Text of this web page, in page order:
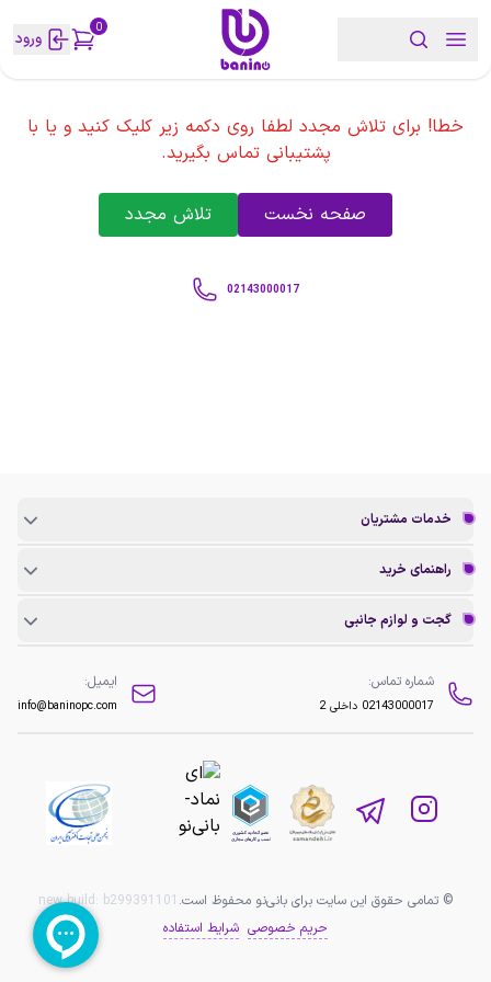
0 ورود
خطا! برای تلاش مجدد لطفا روی دکمه زیر کلیک کنید و یا با
پشتیبانی تماس بگیرید.
صفحه نخست تلاش مجدد
02143000017
خدمات مشتریان
راهنمای خرید
گجت و لوازم جانبی
شماره تماس:
02143000017 داخلی 2
ایمیل:
info@baninopc.com
© تمامی حقوق این سایت برای بانی‌نو محفوظ است. new build: b299391101
حریم خصوصی شرایط استفاده